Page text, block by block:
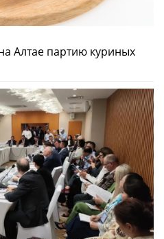
Алтае партию куриных